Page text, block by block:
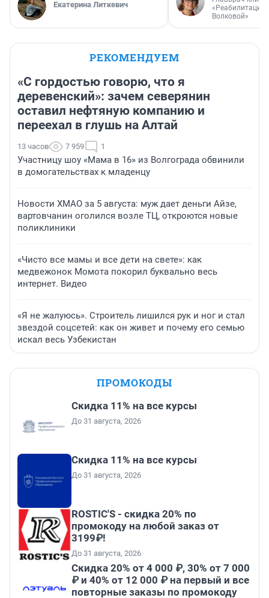
Екатерина Литкевич
«Реабилитация
Волковой»
РЕКОМЕНДУЕМ
«С гордостью говорю, что я
деревенский»: зачем северянин
оставил нефтяную компанию и
переехал в глушь на Алтай
13 часов 7 959 1
Участницу шоу «Мама в 16» из Волгограда обвинили
в домогательствах к младенцу
Новости ХМАО за 5 августа: муж дает деньги Айзе,
вартовчанин оголился возле ТЦ, откроются новые
поликлиники
«Чисто все мамы и все дети на свете»: как
медвежонок Момота покорил буквально весь
интернет. Видео
«Я не жалуюсь». Строитель лишился рук и ног и стал
звездой соцсетей: как он живет и почему его семью
искал весь Узбекистан
ПРОМОКОДЫ
Скидка 11% на все курсы
До 31 августа, 2026
Скидка 11% на все курсы
До 31 августа, 2026
ROSTIC'S - скидка 20% по
промокоду на любой заказ от
3199₽!
До 31 августа, 2026
Скидка 20% от 4 000 ₽, 30% от 7 000
₽ и 40% от 12 000 ₽ на первый и все
повторные заказы по промокоду